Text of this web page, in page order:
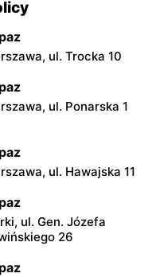
ul. Trocka 10
ul. Ponarska 1
ul. Hawajska 11
ul. Gen. Józefa
26